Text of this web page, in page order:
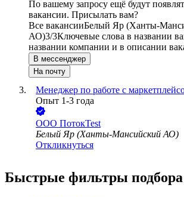
По вашему запросу ещё будут
вакансии. Присылать вам?
Все вакансииБелый Яр (Ханты-
АО)3/3Ключевые слова в названии
названии компании и в описании
В мессенджер
На почту
Менеджер по работе с
Опыт 1-3 года
ООО ПотокTest
Белый Яр (Ханты-Мансийский АО)
Откликнуться
Быстрые фильтры